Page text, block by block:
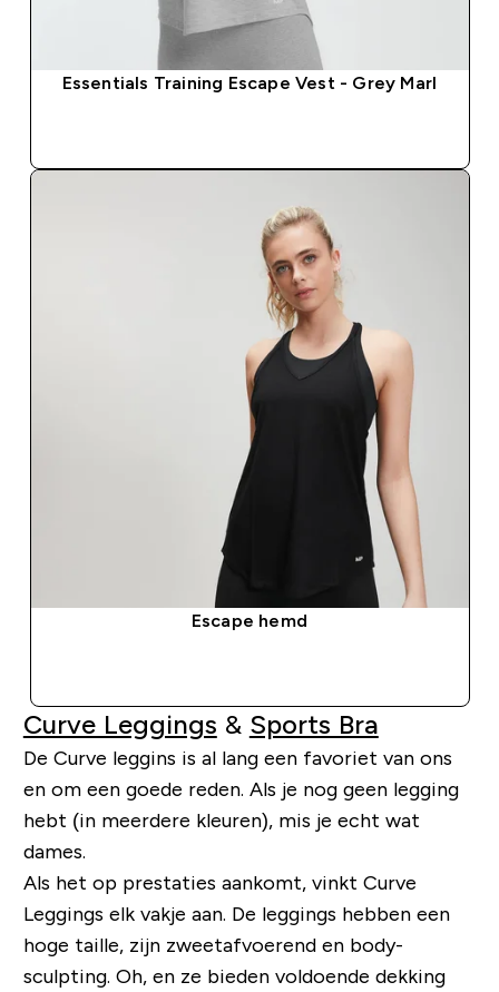
Essentials Training Escape Vest - Grey Marl
Escape hemd
Curve Leggings & Sports Bra
De Curve leggins is al lang een favoriet van ons
en om een ​​goede reden. Als je nog geen legging
hebt (in meerdere kleuren), mis je echt wat
dames.
Als het op prestaties aankomt, vinkt Curve
Leggings elk vakje aan. De leggings hebben een
hoge taille, zijn zweetafvoerend en body-
sculpting. Oh, en ze bieden voldoende dekking